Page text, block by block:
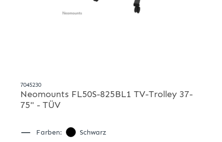
7045230
Neomounts FL50S-825BL1 TV-Trolley 37-
75" - TÜV
Farben:
Schwarz